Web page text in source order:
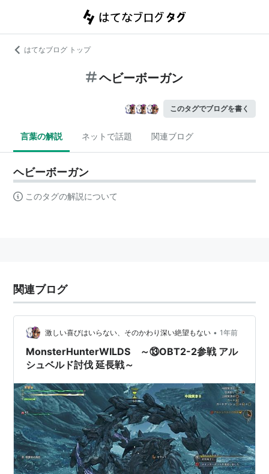
はてなブログ トップ
ヘビーボーガン
このタグでブログを書く
言葉の解説 ネットで話題 関連ブログ
ヘビーボーガン
このタグの解説について
関連ブログ
激しい喜びはいらない、そのかわり深い絶望もない • 1年前
MonsterHunterWILDS ～⑬OBT2-2参戦 アル
シュベルド討伐 延長戦～